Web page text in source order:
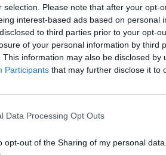
selection. Please note that after your opt-
interest-based ads based on personal
to third parties prior to your opt-
of your personal information by third
This information may also be disclosed by
Participants that may further disclose it to
Data Processing Opt Outs
opt-out of the Sharing of my personal data.
e már független
egyelőre semmi nincs, amit
egyeztetésekre